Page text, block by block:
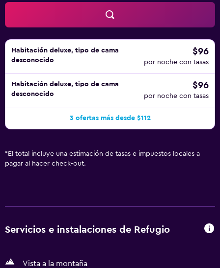
Habitación deluxe, tipo de cama
desconocido
$96
por noche con tasas
Habitación deluxe, tipo de cama
desconocido
$96
por noche con tasas
3 ofertas más desde $112
* El total incluye una estimación de tasas e impuestos locales a
pagar al hacer check-out.
Servicios e instalaciones de Refugio
Vista a la montaña